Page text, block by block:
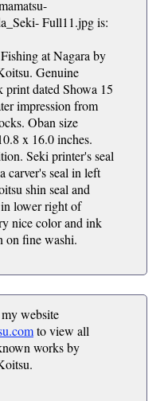
Full11.jpg is:
at Nagara by
Genuine
print dated Showa 15
impression from
Oban size
x 16.0 inches.
Seki printer's seal
carver's seal in left
shin seal and
lower right of
nice color and ink
on fine washi.
my website
to view all
works by